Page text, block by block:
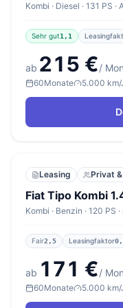
Kombi · Diesel · 131 PS ·
Sehr gut1,1
ab 215 €/
60Monate 5.000 km/
Leasing Privat
Kombi · Benzin · 120 PS
Fair2,5 Leasingfaktor
ab 171 €/
60Monate 5.000 km/